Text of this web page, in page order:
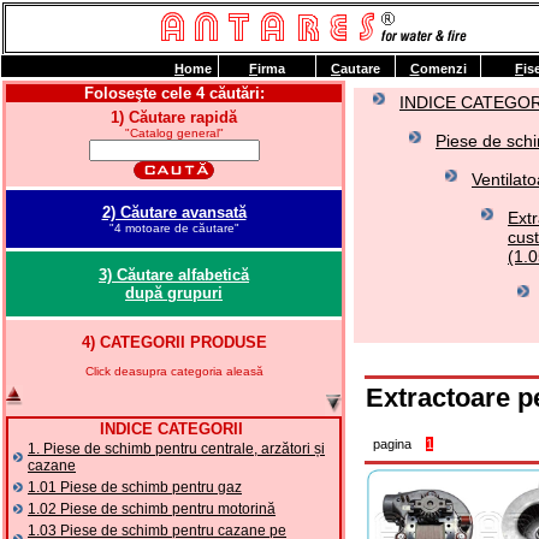
Foloseşte cele 4 căutări:
1) Căutare rapidă
"Catalog general"
2) Căutare avansată
"4 motoare de căutare"
3) Căutare alfabetică
după grupuri
4) CATEGORII PRODUSE
Click deasupra categoria aleasă
INDICE CATEGORII
1. Piese de schimb pentru centrale, arzători și
cazane
1.01 Piese de schimb pentru gaz
1.02 Piese de schimb pentru motorină
1.03 Piese de schimb pentru cazane pe
INDICE
Piese de
Extractoare
pagina 1
Home Firma Cautare Comenzi F